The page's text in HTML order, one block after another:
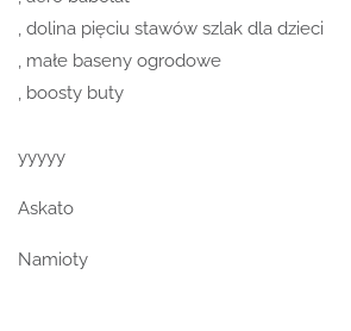
, dolina pięciu stawów szlak dla dzieci
, małe baseny ogrodowe
, boosty buty
yyyyy
Askato
Namioty